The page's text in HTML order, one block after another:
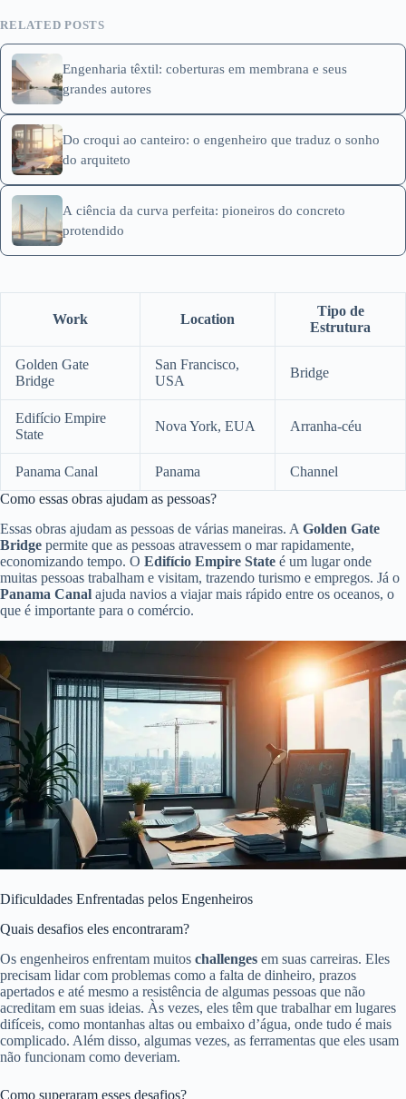
RELATED POSTS
Engenharia têxtil: coberturas em membrana e seus
grandes autores
Do croqui ao canteiro: o engenheiro que traduz o sonho
do arquiteto
A ciência da curva perfeita: pioneiros do concreto
protendido
Work Location
Tipo de
Estrutura
Golden Gate
Bridge
San Francisco,
USA
Bridge
Edifício Empire
State
Nova York, EUA Arranha-céu
Panama Canal Panama
Channel
Como essas obras ajudam as pessoas?
Essas obras ajudam as pessoas de várias maneiras. A Golden Gate
Bridge permite que as pessoas atravessem o mar rapidamente,
economizando tempo. O Edifício Empire State é um lugar onde
muitas pessoas trabalham e visitam, trazendo turismo e empregos. Já o
Panama Canal ajuda navios a viajar mais rápido entre os oceanos, o
que é importante para o comércio.
Dificuldades Enfrentadas pelos Engenheiros
Quais desafios eles encontraram?
Os engenheiros enfrentam muitos challenges em suas carreiras. Eles
precisam lidar com problemas como a falta de dinheiro, prazos
apertados e até mesmo a resistência de algumas pessoas que não
acreditam em suas ideias. Às vezes, eles têm que trabalhar em lugares
difíceis, como montanhas altas ou embaixo d’água, onde tudo é mais
complicado. Além disso, algumas vezes, as ferramentas que eles usam
não funcionam como deveriam.
Como superaram esses desafios?